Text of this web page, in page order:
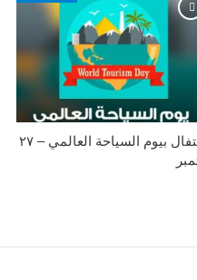
الإحتفال بيوم السياحة العالمي – ٢٧